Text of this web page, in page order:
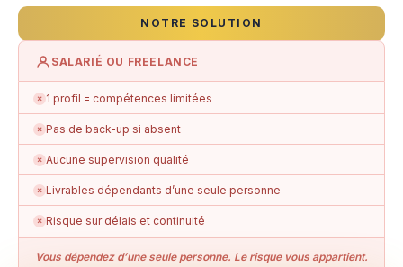
NOTRE SOLUTION
SALARIÉ OU FREELANCE
✗ 1 profil = compétences limitées
✗ Pas de back-up si absent
✗ Aucune supervision qualité
✗ Livrables dépendants d’une seule personne
✗ Risque sur délais et continuité
Vous dépendez d’une seule personne. Le risque vous appartient.